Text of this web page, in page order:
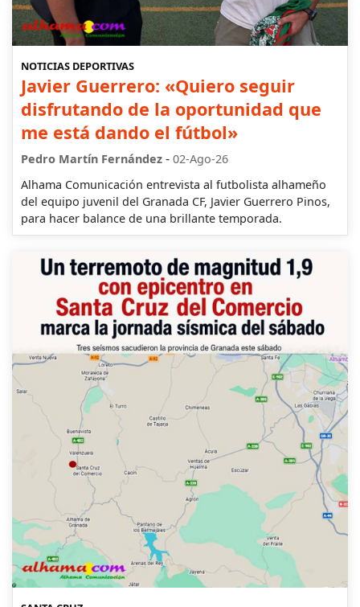
NOTICIAS DEPORTIVAS
Javier Guerrero: «Quiero seguir
disfrutando de la oportunidad que
me está dando el fútbol»
Pedro Martín Fernández - 02-Ago-26
Alhama Comunicación entrevista al futbolista alhameño
del equipo juvenil del Granada CF, Javier Guerrero Pinos,
para hacer balance de una brillante temporada.